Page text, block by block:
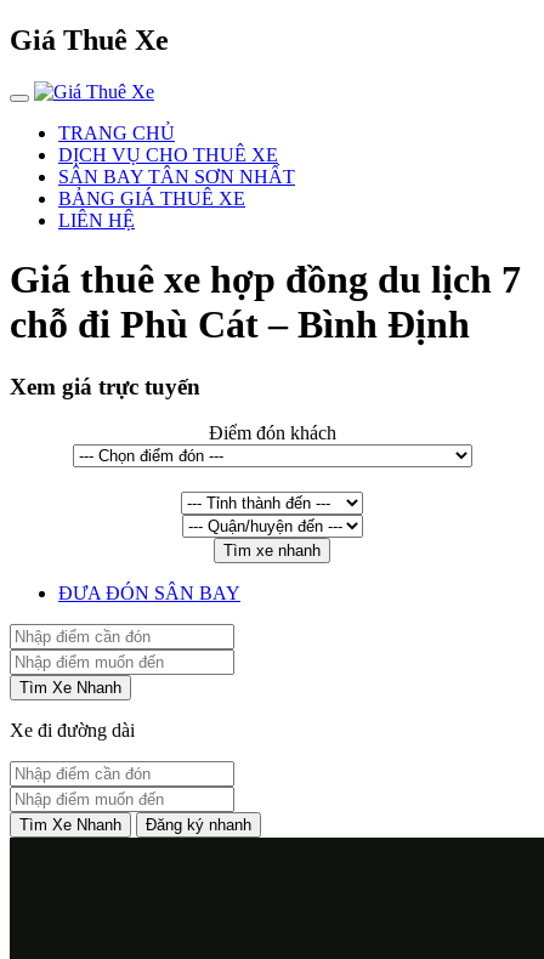
Giá Thuê Xe
TRANG CHỦ
DỊCH VỤ CHO THUÊ XE
SÂN BAY TÂN SƠN NHẤT
BẢNG GIÁ THUÊ XE
LIÊN HỆ
Giá thuê xe hợp đồng du lịch 7
chỗ đi Phù Cát – Bình Định
Xem giá trực tuyến
Điểm đón khách
Tìm xe nhanh
ĐƯA ĐÓN SÂN BAY
Tìm Xe Nhanh
Xe đi đường dài
Tìm Xe Nhanh Đăng ký nhanh